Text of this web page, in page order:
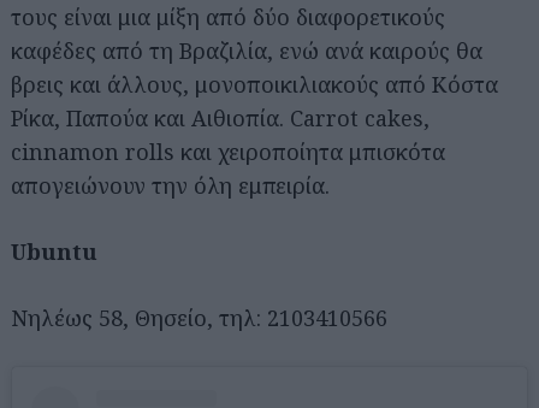
τους είναι μια μίξη από δύο διαφορετικούς
καφέδες από τη Βραζιλία, ενώ ανά καιρούς θα
βρεις και άλλους, μονοποικιλιακούς από Κόστα
Ρίκα, Παπούα και Αιθιοπία. Carrot cakes,
cinnamon rolls και χειροποίητα μπισκότα
απογειώνουν την όλη εμπειρία.
Ubuntu
Νηλέως 58, Θησείο, τηλ: 2103410566